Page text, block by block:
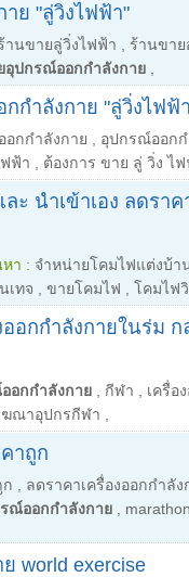
ย "ลู่วิงไฟฟ้า"
านขายลู่วิ่งไฟฟ้า
ร้านขา
อุปกรณ์ออกกำลังกาย
กำลังกาย "ลู่วิ่งไฟฟ้
อกกำลังกาย
อุปกรณ์ออกก
ฟ้า ต้องการ ขาย ลู่ วิ่ง ไ
นำเข้าเอง ลดราค
า : จำหน่ายโคมไฟแต่งบ้า
เทจ ขายโคมไฟ โคมไฟ
อกกำลังกายในร่ม ก
อกกำลังกาย กีฬา
เครื่อ
ฆณาอุปกรกีฬา
าถูก
ก
ลดราคาเครื่องออกกำลัง
ณ์ออกกำลังกาย
world exercise